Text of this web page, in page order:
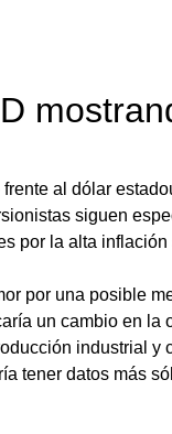
al dólar
siguen
por la alta
por una posible
un cambio en la
industrial
tener datos más